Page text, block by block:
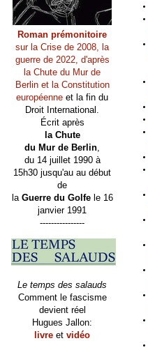
Roman prémonitoire
sur la Crise de 2008, la
guerre de 2022, d'après
la Chute du Mur de
Berlin et la Constitution
européenne et la fin du
Droit International.
Écrit après
la Chute
du Mur de Berlin,
du 14 juillet 1990 à
15h30 jusqu'au au début
de
la Guerre du Golfele 16
janvier 1991
----------------
Le temps des salauds
Comment le fascisme
devient réel
Hugues Jallon:
livre et vidéo